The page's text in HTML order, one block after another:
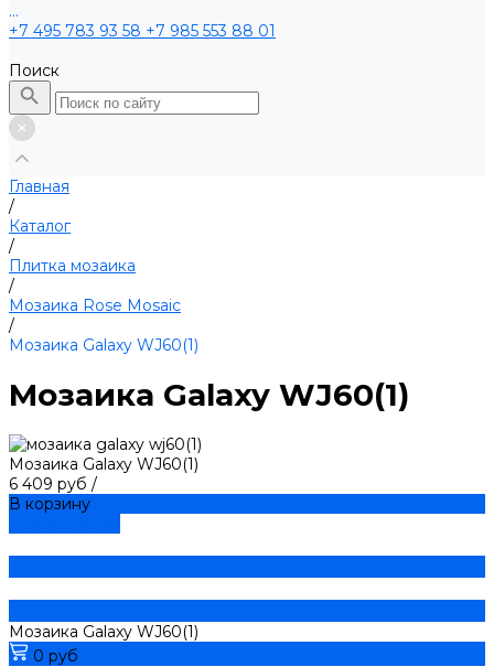
...
+7 495 783 93 58 +7 985 553 88 01
Поиск
Главная
/
Каталог
/
Плитка мозаика
/
Мозаика Rose Mosaic
/
Мозаика Galaxy WJ60(1)
Мозаика Galaxy WJ60(1)
Мозаика Galaxy WJ60(1)
6 409 руб /
В корзину
Мозаика Galaxy WJ60(1)
0 руб